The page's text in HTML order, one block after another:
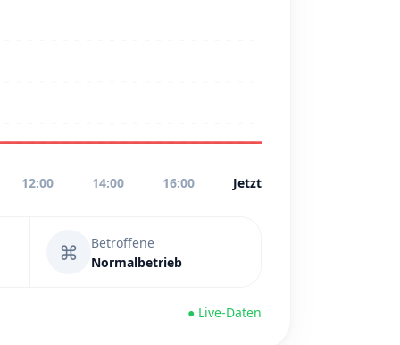
12:00 14:00 16:00 Jetzt
⌘
Betroffene
Normalbetrieb
● Live-Daten